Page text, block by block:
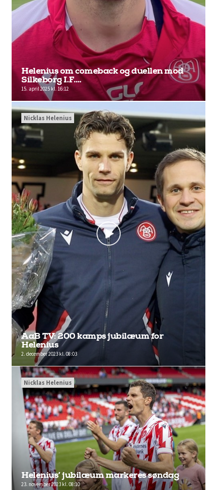
Helenius om comeback og duellen mod
Silkeborg I.F.…
15. april 2025 kl. 16:12
AaB TV: 200 kamps jubilæum for
Helenius
2. december 2023 kl. 08:03
Nicklas Helenius
Helenius’ jubilæum markeres søndag
23. november 2023 kl. 08:10
Nicklas Helenius